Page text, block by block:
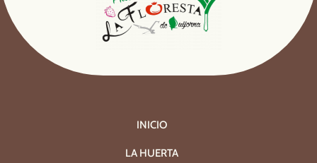
INICIO
LA HUERTA